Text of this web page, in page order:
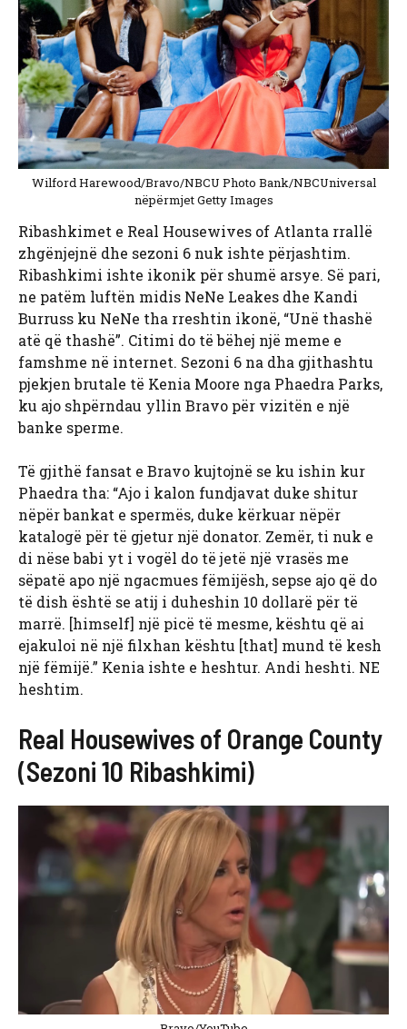
Wilford Harewood/Bravo/NBCU Photo Bank/NBCUniversal
nëpërmjet Getty Images
Ribashkimet e Real Housewives of Atlanta rrallë
zhgënjejnë dhe sezoni 6 nuk ishte përjashtim.
Ribashkimi ishte ikonik për shumë arsye. Së pari,
ne patëm luftën midis NeNe Leakes dhe Kandi
Burruss ku NeNe tha rreshtin ikonë, “Unë thashë
atë që thashë”. Citimi do të bëhej një meme e
famshme në internet. Sezoni 6 na dha gjithashtu
pjekjen brutale të Kenia Moore nga Phaedra Parks,
ku ajo shpërndau yllin Bravo për vizitën e një
banke sperme.
Të gjithë fansat e Bravo kujtojnë se ku ishin kur
Phaedra tha: “Ajo i kalon fundjavat duke shitur
nëpër bankat e spermës, duke kërkuar nëpër
katalogë për të gjetur një donator. Zemër, ti nuk e
di nëse babi yt i vogël do të jetë një vrasës me
sëpatë apo një ngacmues fëmijësh, sepse ajo që do
të dish është se atij i duheshin 10 dollarë për të
marrë. [himself] një picë të mesme, kështu që ai
ejakuloi në një filxhan kështu [that] mund të kesh
një fëmijë.” Kenia ishte e heshtur. Andi heshti. NE
heshtim.
Real Housewives of Orange County
(Sezoni 10 Ribashkimi)